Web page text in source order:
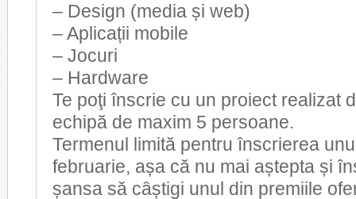
– Design (media și web)
– Aplicații mobile
– Jocuri
– Hardware
Te poţi înscrie cu un proiect realizat
echipă de maxim 5 persoane.
Termenul limită pentru înscrierea
februarie, așa că nu mai aștepta și
șansa să câștigi unul din premiile